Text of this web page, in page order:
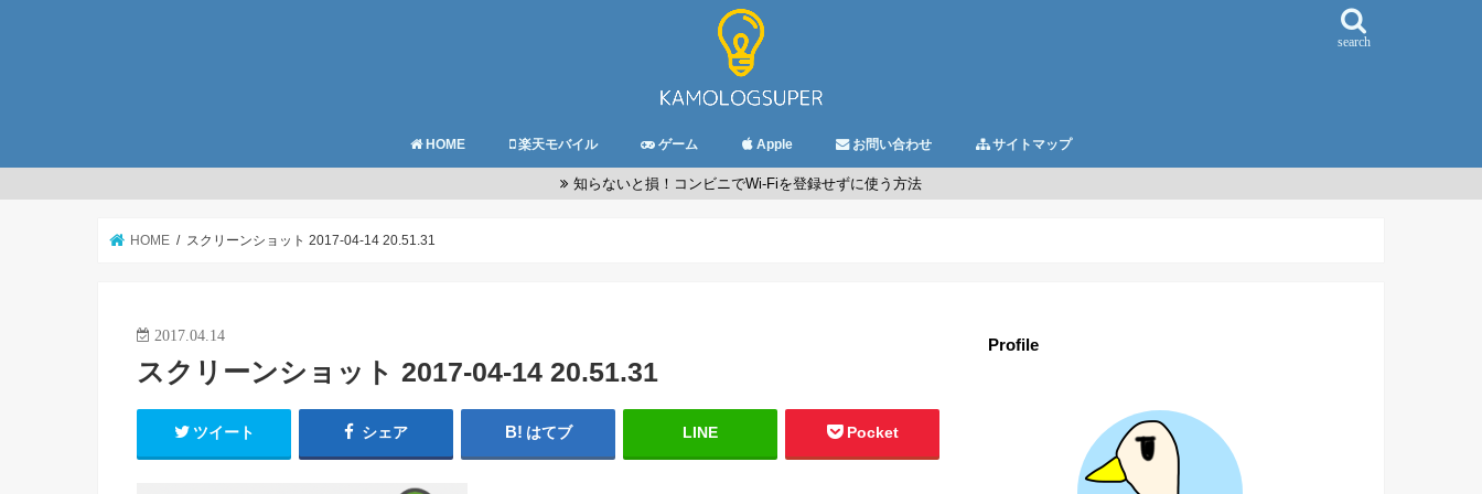
search
HOME 楽天モバイル ゲーム Apple お問い合わせ サイトマップ
知らないと損！コンビニでWi-Fiを登録せずに使う方法
HOME スクリーンショット 2017-04-14 20.51.31
2017.04.14
スクリーンショット 2017-04-14 20.51.31
ツイート シェア はてブ LINE Pocket
Profile